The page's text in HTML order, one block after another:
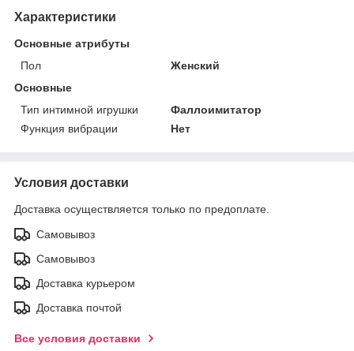
Характеристики
Основные атрибуты
Пол
Женский
Основные
Тип интимной игрушки
Фаллоимитатор
Функция вибрации
Нет
Условия доставки
Доставка осуществляется только по предоплате.
Самовывоз
Самовывоз
Доставка курьером
Доставка почтой
Все условия доставки